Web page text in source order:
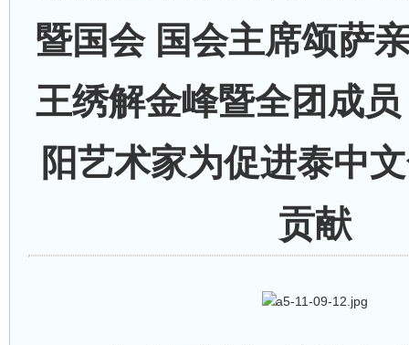
暨国会 国会主席颂萨
王绣解金峰暨全团成
阳艺术家为促进泰中
贡献